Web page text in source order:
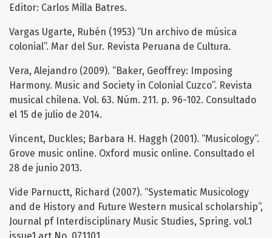
Editor: Carlos Milla Batres.
Vargas Ugarte, Rubén (1953) “Un archivo de música
colonial”. Mar del Sur. Revista Peruana de Cultura.
Vera, Alejandro (2009). “Baker, Geoffrey: Imposing
Harmony. Music and Society in Colonial Cuzco”. Revista
musical chilena. Vol. 63. Núm. 211. p. 96-102. Consultado
el 15 de julio de 2014.
Vincent, Duckles; Barbara H. Haggh (2001). “Musicology”.
Grove music online. Oxford music online. Consultado el
28 de junio 2013.
Vide Parnuctt, Richard (2007). “Systematic Musicology
and de History and Future Western musical scholarship”,
Journal pf Interdisciplinary Music Studies, Spring. vol.1